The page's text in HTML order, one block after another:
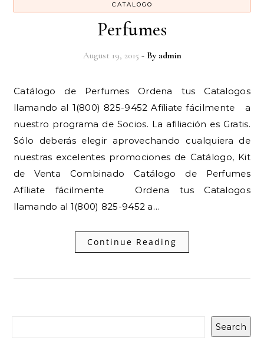
CATALOGO
Perfumes
August 19, 2015 - By admin
Catálogo de Perfumes Ordena tus Catalogos
llamando al 1(800) 825-9452 Afíliate fácilmente a
nuestro programa de Socios. La afiliación es Gratis.
Sólo deberás elegir aprovechando cualquiera de
nuestras excelentes promociones de Catálogo, Kit
de Venta Combinado Catálogo de Perfumes
Afíliate fácilmente Ordena tus Catalogos
llamando al 1(800) 825-9452 a…
Continue Reading
Search